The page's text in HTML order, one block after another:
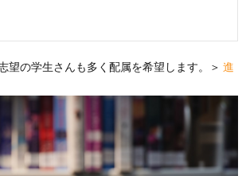
望の学生さんも多く配属を希望します。＞ 進